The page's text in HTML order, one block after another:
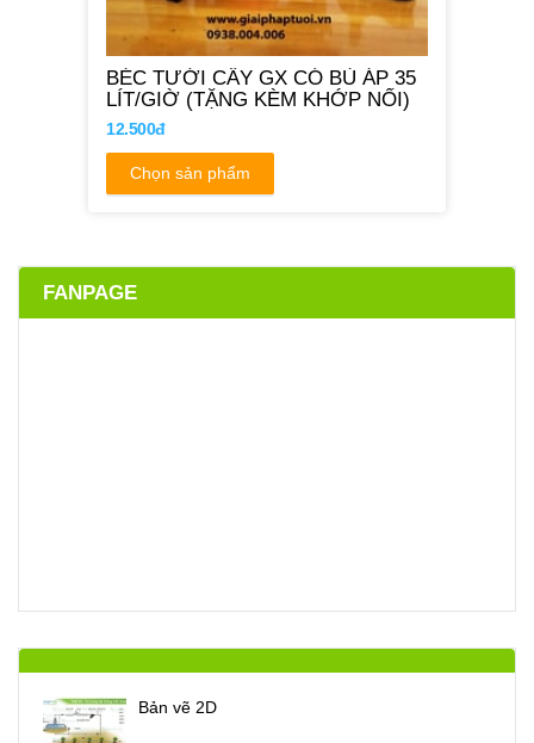
BÉC TƯỚI CÂY GX CÓ BÙ ÁP 35
LÍT/GIỜ (TẶNG KÈM KHỚP NỐI)
12.500đ
Chọn sản phẩm
FANPAGE
Bản vẽ 2D